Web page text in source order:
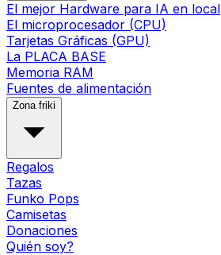
El mejor Hardware para IA en local
El microprocesador (CPU)
Tarjetas Gráficas (GPU)
La PLACA BASE
Memoria RAM
Fuentes de alimentación
Zona friki
Regalos
Tazas
Funko Pops
Camisetas
Donaciones
Quién soy?